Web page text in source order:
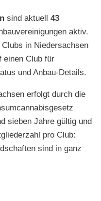
sind aktuell 43
aktiv.
in Niedersachsen
einen Club für
und Anbau-Details.
erfolgt durch die
sieben Jahre gültig und
pro Club:
sind in ganz